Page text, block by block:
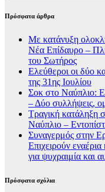
Πρόσφατα άρθρα
Με κατάνυξη
Νέα Επίδαυρο –
του Σωτήρος
Ελεύθεροι οι δύο
της 31ης Ιουλίου
Σοκ στο Ναύπλιο:
– Δύο συλλήψεις,
Τραγική κατάληξη
Ναύπλιο –
Συναγερμός στην
Επιχειρούν
για ψυχραιμία και
Πρόσφατα σχόλια